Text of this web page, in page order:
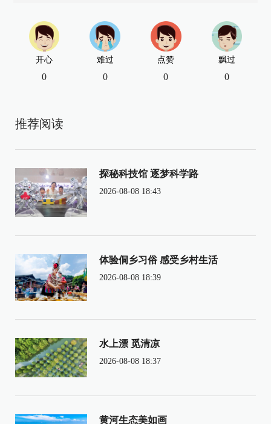
开心
0
难过
0
点赞
0
飘过
0
推荐阅读
探秘科技馆 逐梦科学路
2026-08-08 18:43
体验侗乡习俗 感受乡村生活
2026-08-08 18:39
水上漂 觅清凉
2026-08-08 18:37
黄河生态美如画